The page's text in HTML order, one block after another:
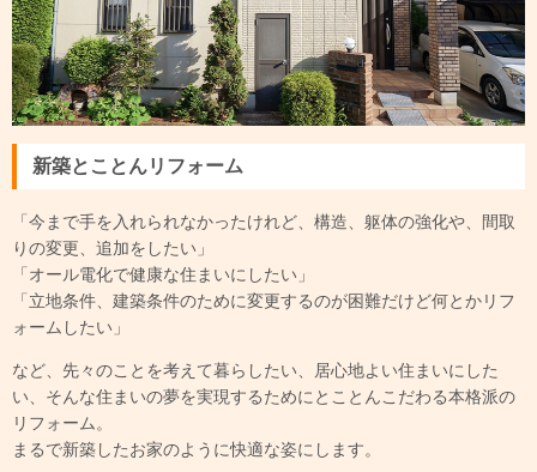
新築とことんリフォーム
「今まで手を入れられなかったけれど、構造、躯体の強化や、間取
りの変更、追加をしたい」
「オール電化で健康な住まいにしたい」
「立地条件、建築条件のために変更するのが困難だけど何とかリフ
ォームしたい」
など、先々のことを考えて暮らしたい、居心地よい住まいにした
い、そんな住まいの夢を実現するためにとことんこだわる本格派の
リフォーム。
まるで新築したお家のように快適な姿にします。